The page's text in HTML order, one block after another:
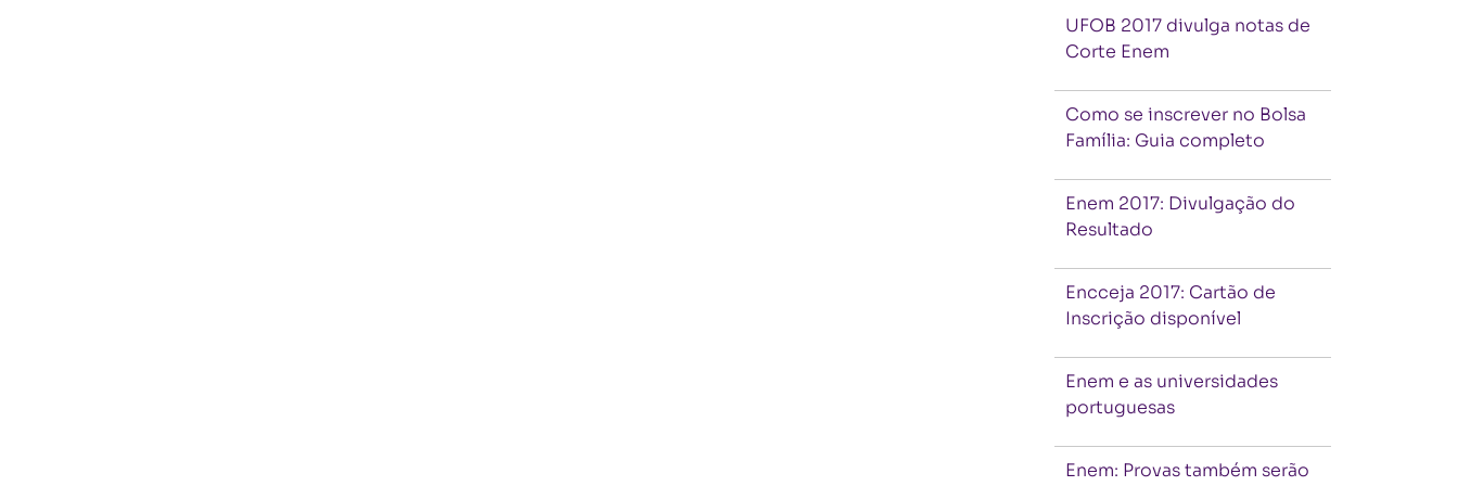
UFOB 2017 divulga notas de
Corte Enem
Como se inscrever no Bolsa
Família: Guia completo
Enem 2017: Divulgação do
Resultado
Encceja 2017: Cartão de
Inscrição disponível
Enem e as universidades
portuguesas
Enem: Provas também serão